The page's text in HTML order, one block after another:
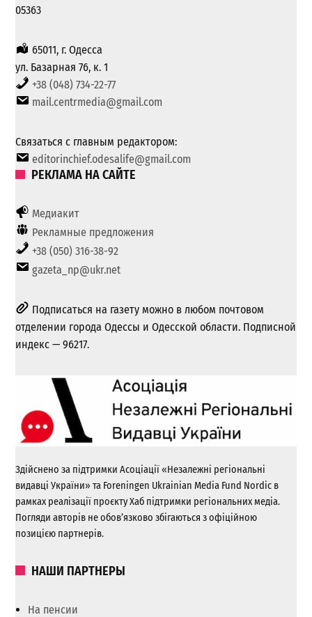
05363
65011, г. Одесса
ул. Базарная 76, к. 1
+38 (048) 734-22-77
mail.centrmedia@gmail.com
Связаться с главным редактором:
editorinchief.odesalife@gmail.com
РЕКЛАМА НА САЙТЕ
Медиакит
Рекламные предложения
+38 (050) 316-38-92
gazeta_np@ukr.net
Подписаться на газету можно в любом почтовом
отделении города Одессы и Одесской области. Подписной
индекс — 96217.
Здійснено за підтримки Асоціації «Незалежні регіональні
видавці України» та Foreningen Ukrainian Media Fund Nordic в
рамках реалізації проєкту Хаб підтримки регіональних медіа.
Погляди авторів не обов’язково збігаються з офіційною
позицією партнерів.
НАШИ ПАРТНЕРЫ
На пенсии